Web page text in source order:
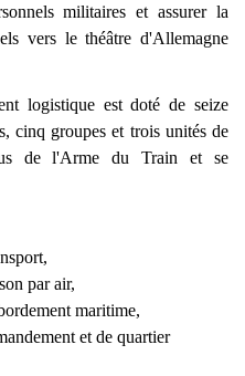
militaires et assurer la
vers le théâtre d'Allemagne
logistique est doté de seize
cinq groupes et trois unités de
de l'Arme du Train et se
par air,
maritime,
et de quartier